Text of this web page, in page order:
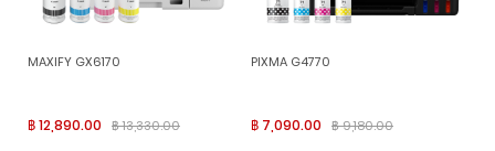
MAXIFY GX6170
฿ 12,890.00 ฿ 13,330.00
PIXMA G4770
฿ 7,090.00 ฿ 9,180.00